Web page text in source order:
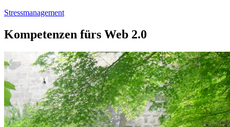
Stressmanagement
Kompetenzen fürs Web 2.0